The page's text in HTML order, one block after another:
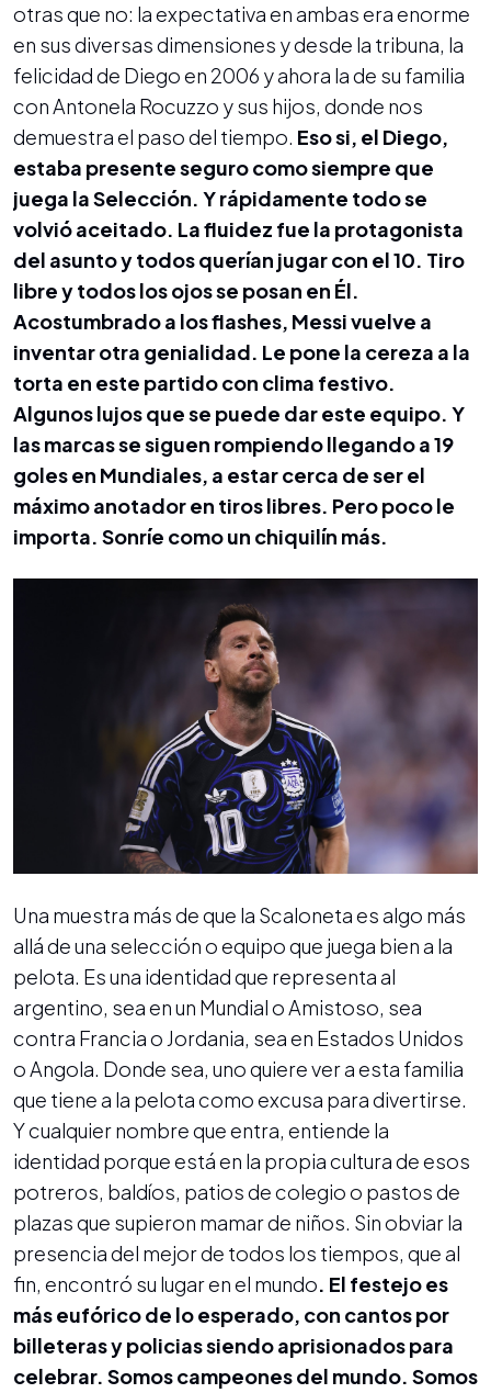
otras que no: la expectativa en ambas era enorme
en sus diversas dimensiones y desde la tribuna, la
felicidad de Diego en 2006 y ahora la de su familia
con Antonela Rocuzzo y sus hijos, donde nos
demuestra el paso del tiempo. Eso si, el Diego,
estaba presente seguro como siempre que
juega la Selección. Y rápidamente todo se
volvió aceitado. La fluidez fue la protagonista
del asunto y todos querían jugar con el 10. Tiro
libre y todos los ojos se posan en Él.
Acostumbrado a los flashes, Messi vuelve a
inventar otra genialidad. Le pone la cereza a la
torta en este partido con clima festivo.
Algunos lujos que se puede dar este equipo. Y
las marcas se siguen rompiendo llegando a 19
goles en Mundiales, a estar cerca de ser el
máximo anotador en tiros libres. Pero poco le
importa. Sonríe como un chiquilín más.
Una muestra más de que la Scaloneta es algo más
allá de una selección o equipo que juega bien a la
pelota. Es una identidad que representa al
argentino, sea en un Mundial o Amistoso, sea
contra Francia o Jordania, sea en Estados Unidos
o Angola. Donde sea, uno quiere ver a esta familia
que tiene a la pelota como excusa para divertirse.
Y cualquier nombre que entra, entiende la
identidad porque está en la propia cultura de esos
potreros, baldíos, patios de colegio o pastos de
plazas que supieron mamar de niños. Sin obviar la
presencia del mejor de todos los tiempos, que al
fin, encontró su lugar en el mundo. El festejo es
más eufórico de lo esperado, con cantos por
billeteras y policias siendo aprisionados para
celebrar. Somos campeones del mundo. Somos